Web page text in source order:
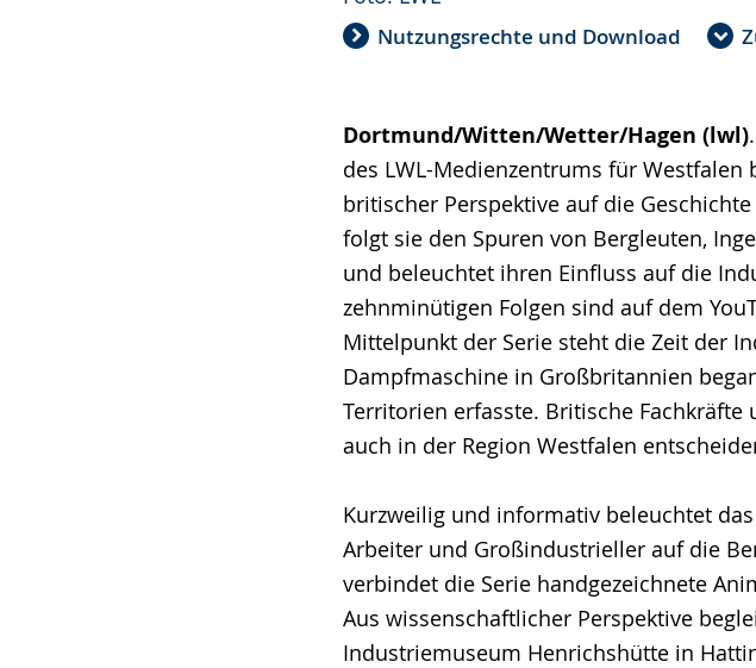
Nutzungsrechte und Download
Dortmund/Witten/Wetter/Hagen (lwl)
des LWL-Medienzentrums für
britischer Perspektive auf die
folgt sie den Spuren von Bergleuten,
und beleuchtet ihren Einfluss auf die
zehnminütigen Folgen sind auf dem
Mittelpunkt der Serie steht die Zeit der
Dampfmaschine in Großbritannien
Territorien erfasste. Britische
auch in der Region Westfalen
Kurzweilig und informativ beleuchtet
Arbeiter und Großindustrieller auf die
verbindet die Serie handgezeichnete
Aus wissenschaftlicher Perspektive
Industriemuseum Henrichshütte in